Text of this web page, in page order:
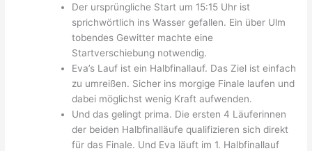
Der ursprüngliche Start um 15:15 Uhr ist
sprichwörtlich ins Wasser gefallen. Ein über Ulm
tobendes Gewitter machte eine
Startverschiebung notwendig.
Eva’s Lauf ist ein Halbfinallauf. Das Ziel ist einfach
zu umreißen. Sicher ins morgige Finale laufen und
dabei möglichst wenig Kraft aufwenden.
Und das gelingt prima. Die ersten 4 Läuferinnen
der beiden Halbfinalläufe qualifizieren sich direkt
für das Finale. Und Eva läuft im 1. Halbfinallauf